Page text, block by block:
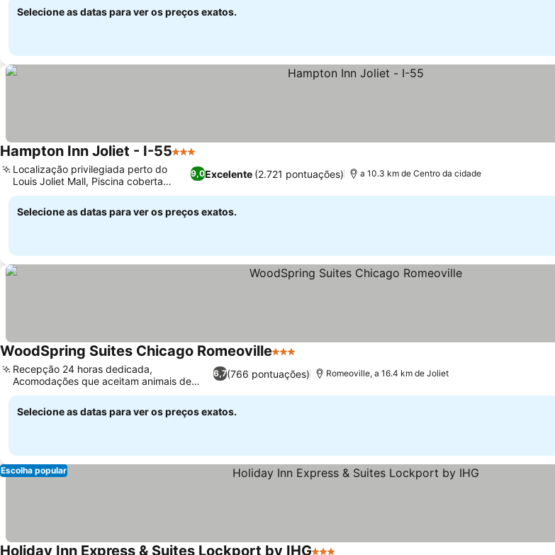
Selecione as datas para ver os preços exatos.
Hampton Inn Joliet - I-553 Estrelas
9,0Excelente (2.721 pontuações)
Localização privilegiada perto do
Louis Joliet Mall, Piscina coberta
convidativa
a 10.3 km de Centro da cidade
Selecione as datas para ver os preços exatos.
WoodSpring Suites Chicago Romeoville3 Estrelas
6,7(766 pontuações)
Recepção 24 horas dedicada,
Acomodações que aceitam animais de
estimação
Romeoville, a 16.4 km de Joliet
Selecione as datas para ver os preços exatos.
Escolha popular
Holiday Inn Express & Suites Lockport by IHG